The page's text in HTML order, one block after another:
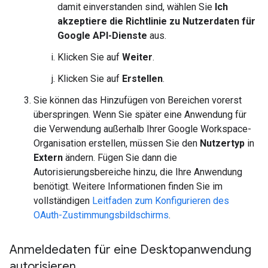
damit einverstanden sind, wählen Sie Ich
akzeptiere die Richtlinie zu Nutzerdaten für
Google API-Dienste aus.
Klicken Sie auf Weiter.
Klicken Sie auf Erstellen.
Sie können das Hinzufügen von Bereichen vorerst
überspringen. Wenn Sie später eine Anwendung für
die Verwendung außerhalb Ihrer Google Workspace-
Organisation erstellen, müssen Sie den Nutzertyp in
Extern ändern. Fügen Sie dann die
Autorisierungsbereiche hinzu, die Ihre Anwendung
benötigt. Weitere Informationen finden Sie im
vollständigen Leitfaden zum Konfigurieren des
OAuth-Zustimmungsbildschirms.
Anmeldedaten für eine Desktopanwendung